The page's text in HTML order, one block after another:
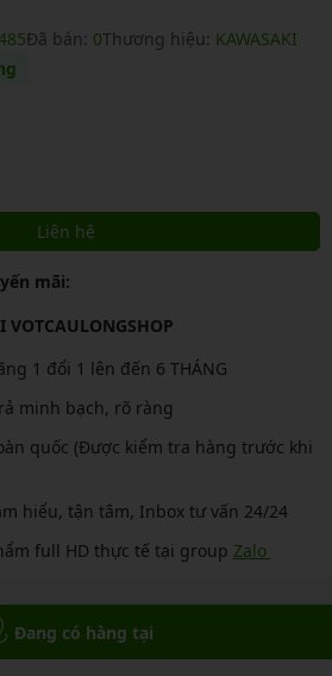
Đã bán: 0Thương hiệu: KAWASAKI
Liên hệ
mãi:
1 đổi 1 lên đến 6 THÁNG
minh bạch, rõ ràng
quốc (Được kiểm tra hàng trước khi
hiểu, tận tâm, Inbox tư vấn 24/24
full HD thực tế tại group Zalo
Đang có hàng tại